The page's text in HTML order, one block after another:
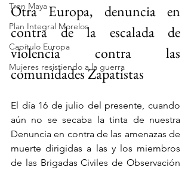
Tren Maya
Plan Integral Morelos
Capítulo Europa
Mujeres resistiendo a la guerra
Otra Europa, denuncia en
contra de la escalada de
violencia contra las
comunidades Zapatistas
El día 16 de julio del presente, cuando
aún no se secaba la tinta de nuestra
Denuncia en contra de las amenazas de
muerte dirigidas a las y los miembros
de las Brigadas Civiles de Observación